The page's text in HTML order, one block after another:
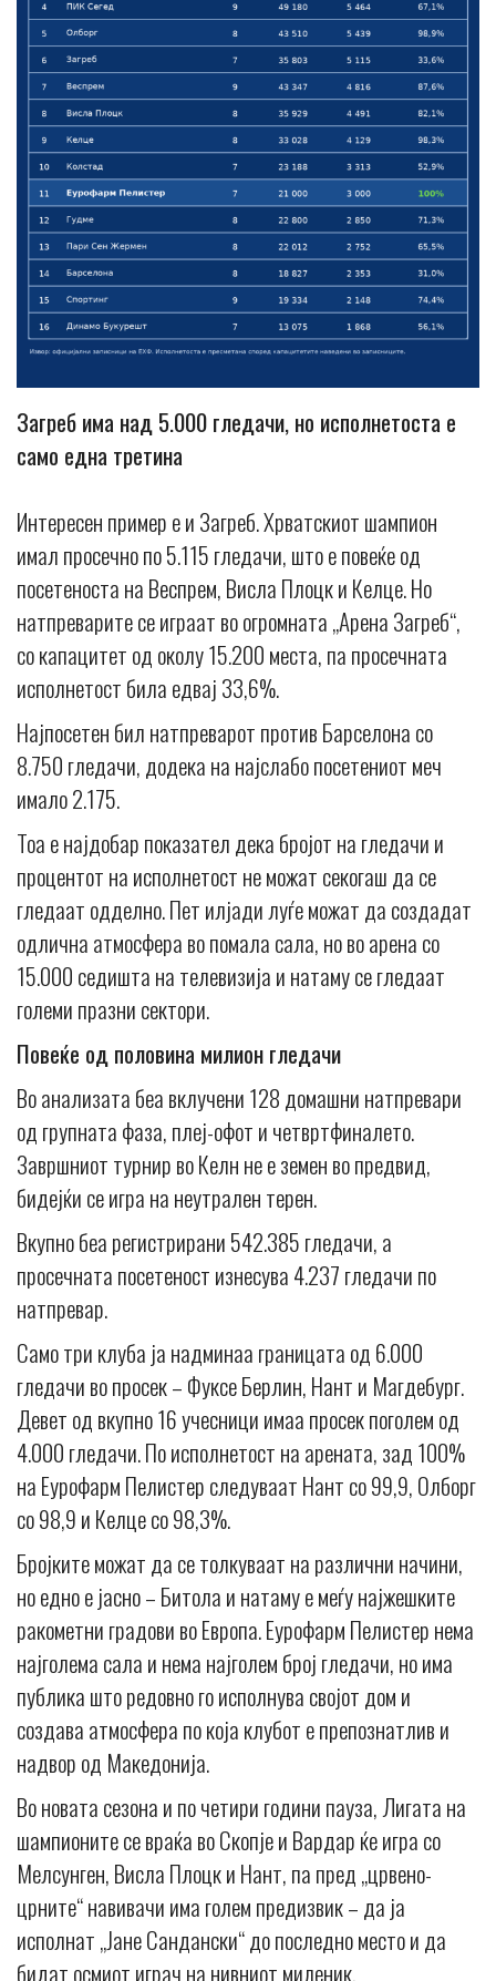
Загреб има над 5.000 гледачи, но исполнетоста е
само една третина
Интересен пример е и Загреб. Хрватскиот шампион
имал просечно по 5.115 гледачи, што е повеќе од
посетеноста на Веспрем, Висла Плоцк и Келце. Но
натпреварите се играат во огромната „Арена Загреб“,
со капацитет од околу 15.200 места, па просечната
исполнетост била едвај 33,6%.
Најпосетен бил натпреварот против Барселона со
8.750 гледачи, додека на најслабо посетениот меч
имало 2.175.
Тоа е најдобар показател дека бројот на гледачи и
процентот на исполнетост не можат секогаш да се
гледаат одделно. Пет илјади луѓе можат да создадат
одлична атмосфера во помала сала, но во арена со
15.000 седишта на телевизија и натаму се гледаат
големи празни сектори.
Повеќе од половина милион гледачи
Во анализата беа вклучени 128 домашни натпревари
од групната фаза, плеј-офот и четвртфиналето.
Завршниот турнир во Келн не е земен во предвид,
бидејќи се игра на неутрален терен.
Вкупно беа регистрирани 542.385 гледачи, а
просечната посетеност изнесува 4.237 гледачи по
натпревар.
Само три клуба ја надминаа границата од 6.000
гледачи во просек – Фуксе Берлин, Нант и Магдебург.
Девет од вкупно 16 учесници имаа просек поголем од
4.000 гледачи. По исполнетост на арената, зад 100%
на Еурофарм Пелистер следуваат Нант со 99,9, Олборг
со 98,9 и Келце со 98,3%.
Бројките можат да се толкуваат на различни начини,
но едно е јасно – Битола и натаму е меѓу најжешките
ракометни градови во Европа. Еурофарм Пелистер нема
најголема сала и нема најголем број гледачи, но има
публика што редовно го исполнува својот дом и
создава атмосфера по која клубот е препознатлив и
надвор од Македонија.
Во новата сезона и по четири години пауза, Лигата на
шампионите се враќа во Скопје и Вардар ќе игра со
Мелсунген, Висла Плоцк и Нант, па пред „црвено-
црните“ навивачи има голем предизвик – да ја
исполнат „Јане Сандански“ до последно место и да
бидат осмиот играч на нивниот миленик.